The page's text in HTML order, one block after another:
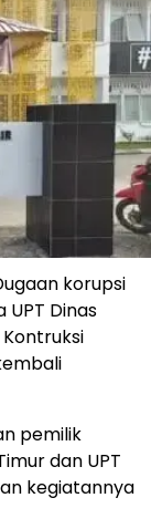
korupsi
Dinas
pemilik
dan UPT
kegiatannya